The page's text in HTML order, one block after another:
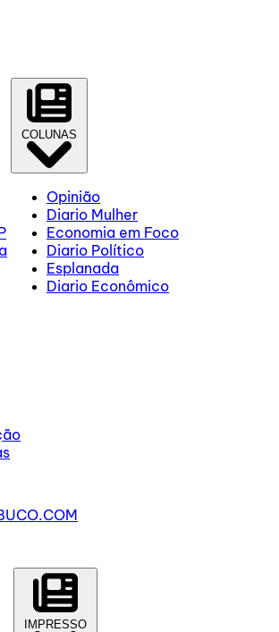
COLUNAS
Opinião
Diario Mulher
Economia em Foco
Diario Político
Esplanada
Diario Econômico
IMPRESSO